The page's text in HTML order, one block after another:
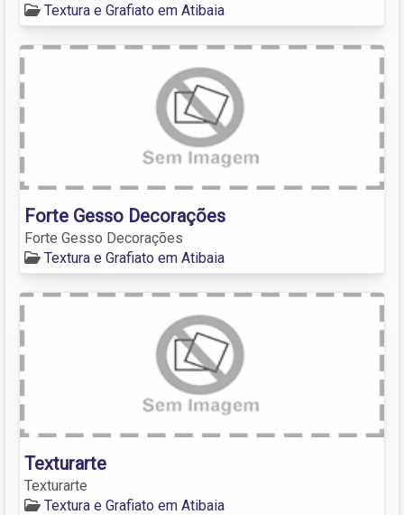
Textura e Grafiato em Atibaia
Forte Gesso Decorações
Forte Gesso Decorações
Textura e Grafiato em Atibaia
Texturarte
Texturarte
Textura e Grafiato em Atibaia